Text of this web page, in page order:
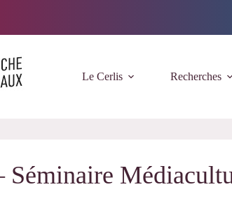
Le Cerlis Recherches
Séminaire